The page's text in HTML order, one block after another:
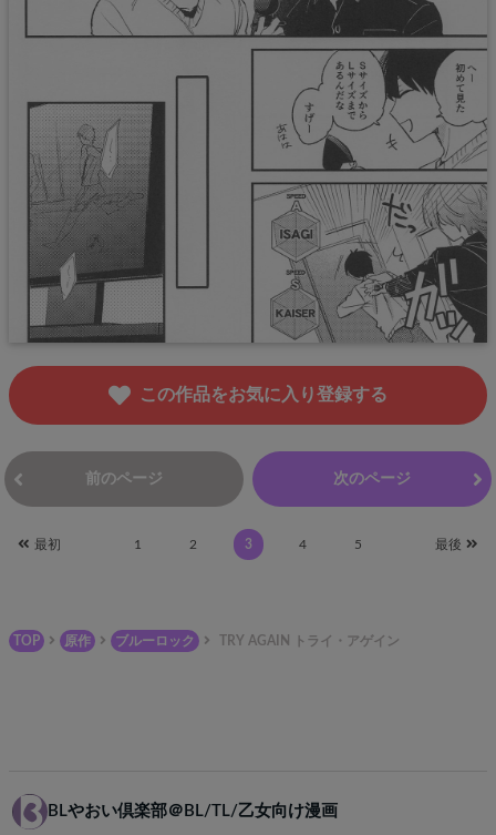
この作品をお気に入り登録する
前のページ 次のページ
最初 1 2 3 4 5 最後
TOP 原作 ブルーロック TRY AGAIN トライ・アゲイン
BLやおい倶楽部＠BL/TL/乙女向け漫画